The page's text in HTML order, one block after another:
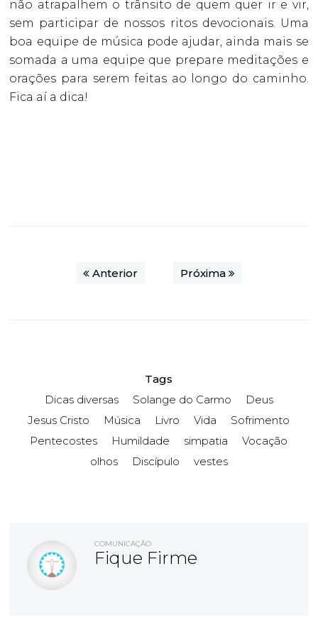
não atrapalhem o trânsito de quem quer ir e vir,
sem participar de nossos ritos devocionais. Uma
boa equipe de música pode ajudar, ainda mais se
somada a uma equipe que prepare meditações e
orações para serem feitas ao longo do caminho.
Fica aí a dica!
Anterior Próxima
Tags
Dicas diversas
Solange do Carmo
Deus
Jesus Cristo
Música Livro Vida
Sofrimento
Pentecostes
Humildade simpatia
Vocação
olhos
Discípulo vestes
COMUNICAÇÃO
Fique Firme